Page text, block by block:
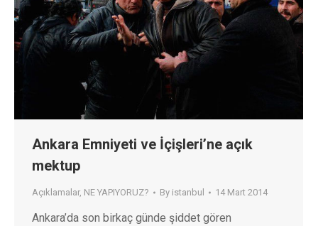
Ankara Emniyeti ve İçişleri’ne açık
mektup
Açıklamalar, NE YAPIYORUZ? By istanbul 14 Mart 2014
Ankara’da son birkaç günde şiddet gören